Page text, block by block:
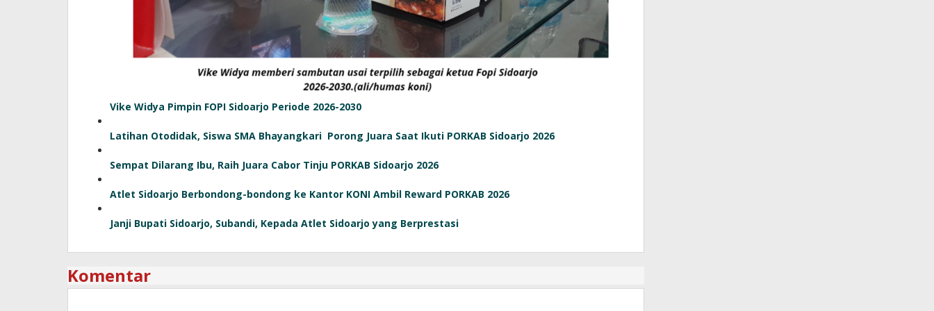
Vike Widya Pimpin FOPI Sidoarjo Periode 2026-2030
Latihan Otodidak, Siswa SMA Bhayangkari Porong Juara Saat Ikuti PORKAB Sidoarjo 2026
Sempat Dilarang Ibu, Raih Juara Cabor Tinju PORKAB Sidoarjo 2026
Atlet Sidoarjo Berbondong-bondong ke Kantor KONI Ambil Reward PORKAB 2026
Janji Bupati Sidoarjo, Subandi, Kepada Atlet Sidoarjo yang Berprestasi
Komentar